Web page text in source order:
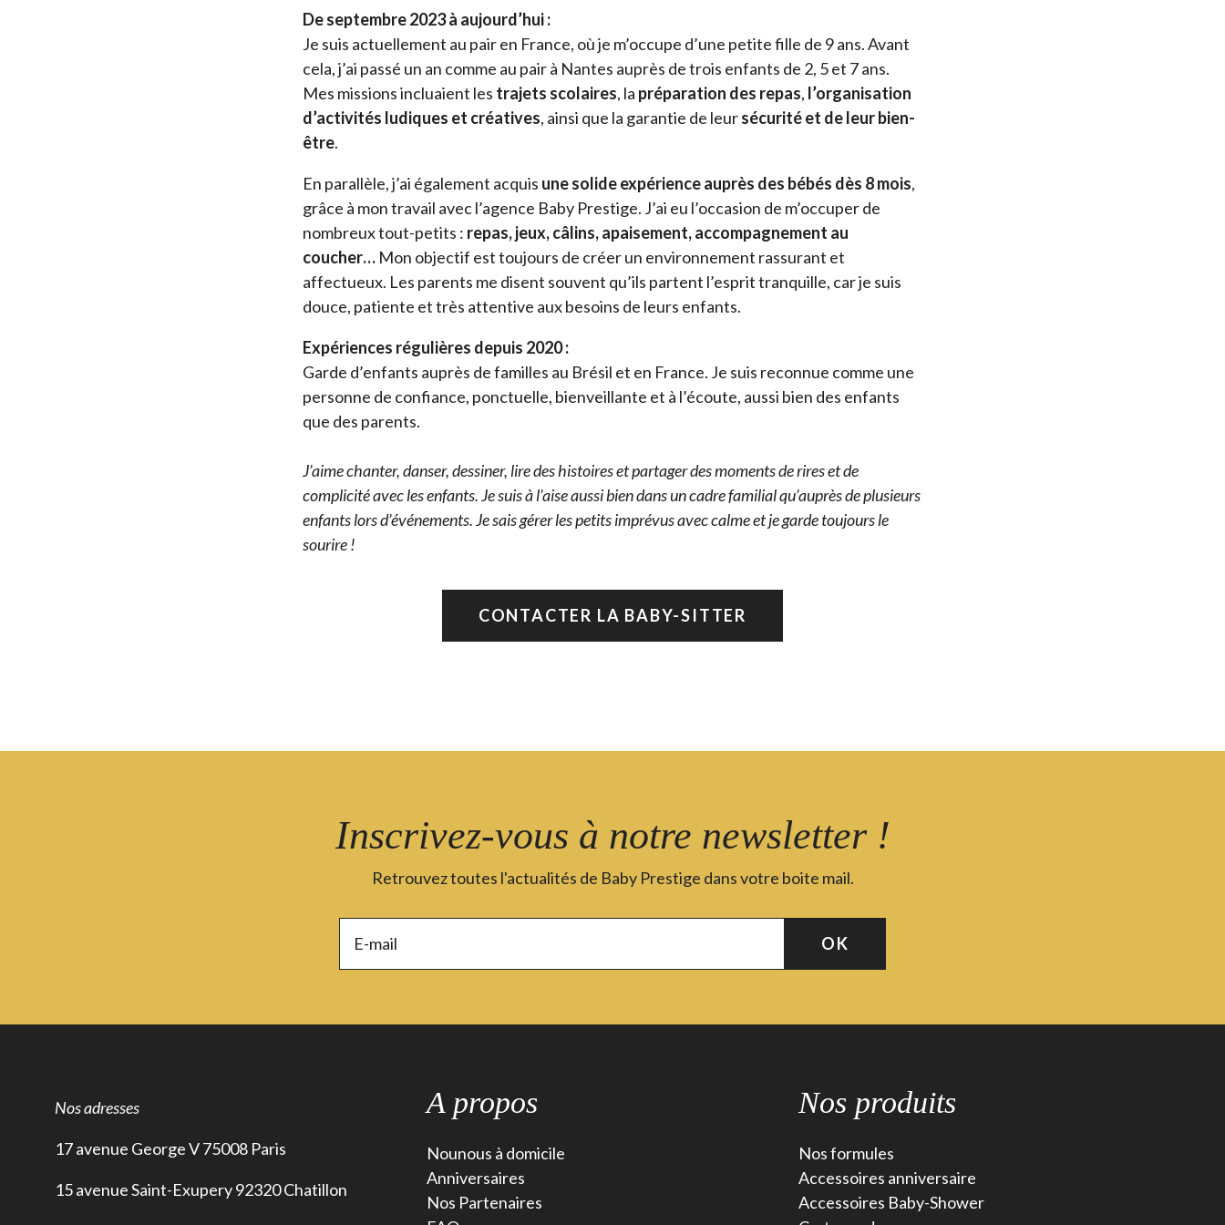
De septembre 2023 à aujourd’hui :
Je suis actuellement au pair en France, où je m’occupe d’une petite fille de 9 ans. Avant
cela, j’ai passé un an comme au pair à Nantes auprès de trois enfants de 2, 5 et 7 ans.
Mes missions incluaient les trajets scolaires, la préparation des repas, l’organisation
d’activités ludiques et créatives, ainsi que la garantie de leursécurité et de leur bien-
être.
En parallèle, j’ai également acquis une solide expérience auprès des bébés dès 8 mois,
grâce à mon travail avec l’agence Baby Prestige. J’ai eu l’occasion de m’occuper de
nombreux tout-petits : repas, jeux, câlins, apaisement, accompagnement au
coucher… Mon objectif est toujours de créer un environnement rassurant et
affectueux. Les parents me disent souvent qu’ils partent l’esprit tranquille, car je suis
douce, patiente et très attentive aux besoins de leurs enfants.
Expériences régulières depuis 2020 :
Garde d’enfants auprès de familles au Brésil et en France. Je suis reconnue comme une
personne de confiance, ponctuelle, bienveillante et à l’écoute, aussi bien des enfants
que des parents.
J’aime chanter, danser, dessiner, lire des histoires et partager des moments de rires et de
complicité avec les enfants. Je suis à l’aise aussi bien dans un cadre familial qu’auprès de plusieurs
enfants lors d’événements. Je sais gérer les petits imprévus avec calme et je garde toujours le
sourire !
CONTACTER LA BABY-SITTER
Inscrivez-vous à notre newsletter !
Retrouvez toutes l'actualités de Baby Prestige dans votre boite mail.
Nos adresses
17 avenue George V 75008 Paris
15 avenue Saint-Exupery 92320 Chatillon
A propos
Nounous à domicile
Anniversaires
Nos Partenaires
Nos produits
Nos formules
Accessoires anniversaire
Accessoires Baby-Shower